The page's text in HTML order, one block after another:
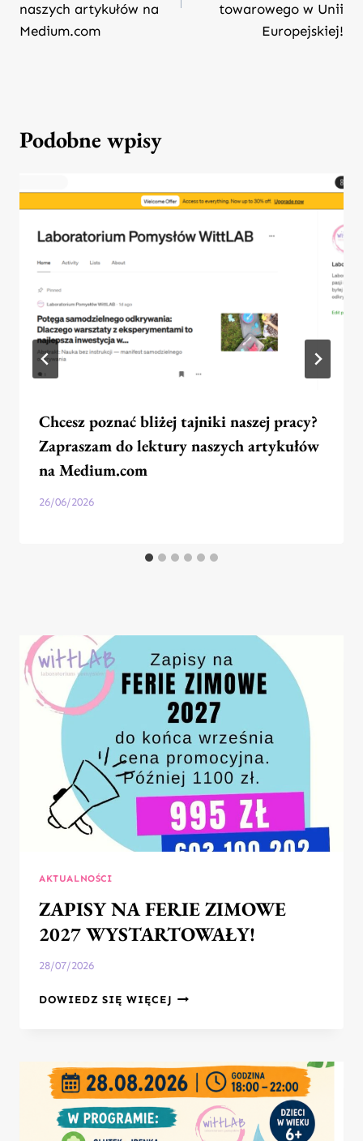
naszych artykułów na
Medium.com
towarowego w Unii
Europejskiej!
Podobne wpisy
Chcesz poznać bliżej tajniki naszej pracy?
Zapraszam do lektury naszych artykułów
na Medium.com
26/06/2026
AKTUALNOŚCI
ZAPISY NA FERIE ZIMOWE
2027 WYSTARTOWAŁY!
28/07/2026
DOWIEDZ SIĘ WIĘCEJ ZAPISY
2027
WYSTARTOWAŁY!